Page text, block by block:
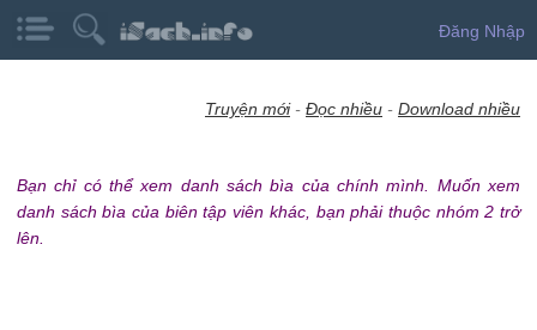
Đăng Nhập
Truyện mới- Đọc nhiều - Download nhiều
Bạn chỉ có thể xem danh sách bìa của chính mình. Muốn xem
danh sách bìa của biên tập viên khác, bạn phải thuộc nhóm 2 trở
lên.